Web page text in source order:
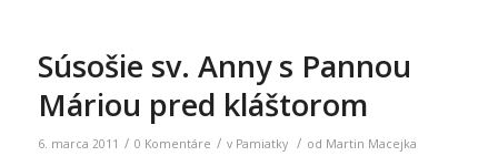
Súsošie sv. Anny s Pannou
Máriou pred kláštorom
6. marca 2011 / 0 Komentáre / v Pamiatky / od Martin Macejka